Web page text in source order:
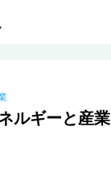
ルギーと産業